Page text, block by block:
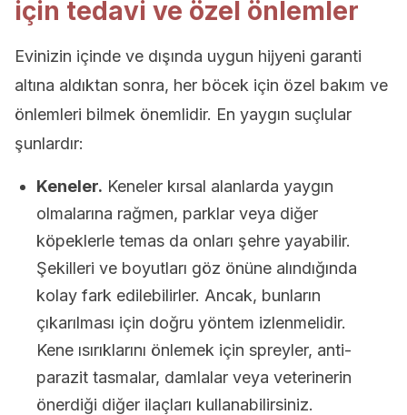
için tedavi ve özel önlemler
Evinizin içinde ve dışında uygun hijyeni garanti
altına aldıktan sonra, her böcek için özel bakım ve
önlemleri bilmek önemlidir. En yaygın suçlular
şunlardır:
Keneler. Keneler kırsal alanlarda yaygın
olmalarına rağmen, parklar veya diğer
köpeklerle temas da onları şehre yayabilir.
Şekilleri ve boyutları göz önüne alındığında
kolay fark edilebilirler. Ancak, bunların
çıkarılması için doğru yöntem izlenmelidir.
Kene ısırıklarını önlemek için spreyler, anti-
parazit tasmalar, damlalar veya veterinerin
önerdiği diğer ilaçları kullanabilirsiniz.